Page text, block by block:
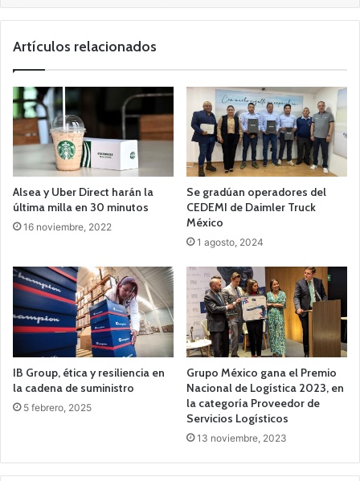
Artículos relacionados
Alsea y Uber Direct harán la
última milla en 30 minutos
16 noviembre, 2022
Se gradúan operadores del
CEDEMI de Daimler Truck
México
1 agosto, 2024
IB Group, ética y resiliencia en
la cadena de suministro
5 febrero, 2025
Grupo México gana el Premio
Nacional de Logística 2023, en
la categoría Proveedor de
Servicios Logísticos
13 noviembre, 2023